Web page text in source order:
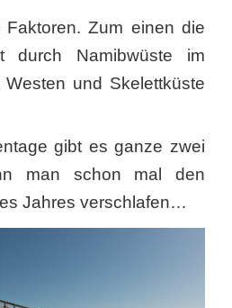
Zum einen die
durch Namibwüste im
und Skelettküste
gibt es ganze zwei
man schon mal den
Jahres verschlafen…